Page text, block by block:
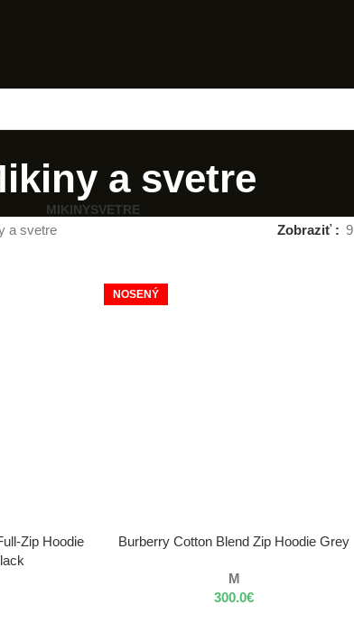
a svetre
MIKINYSVETRE
a svetre Zobraziť 9
Zip Hoodie
NOSENÝ
VÝBER MOŽNOSTÍ
Burberry Cotton Blend Zip Hoodie Grey
M
300.0€